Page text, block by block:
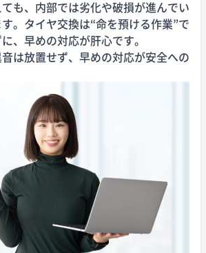
も、内部では劣化や破損が進んでい
。タイヤ交換は“命を預ける作業”で
、早めの対応が肝心です。
は放置せず、早めの対応が安全への